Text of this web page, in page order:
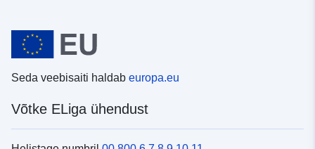
Seda veebisaiti haldab europa.eu
Võtke ELiga ühendust